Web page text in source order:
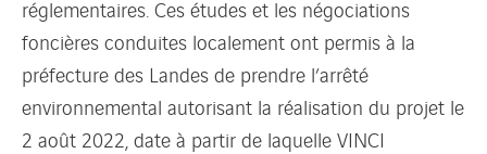
réglementaires. Ces études et les négociations
foncières conduites localement ont permis à la
préfecture des Landes de prendre l’arrêté
environnemental autorisant la réalisation du projet le
2 août 2022, date à partir de laquelle VINCI